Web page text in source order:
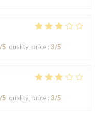
/5 quality_price : 3/5
/5 quality_price : 3/5